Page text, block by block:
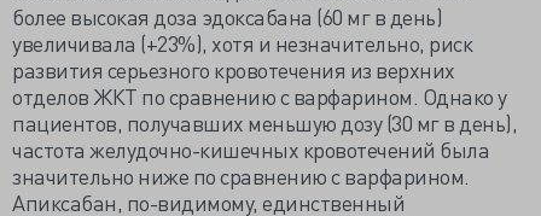
более высокая доза эдоксабана (60 мг в день)
увеличивала (+23%), хотя и незначительно, риск
развития серьезного кровотечения из верхних
отделов ЖКТ по сравнению с варфарином. Однако у
пациентов, получавших меньшую дозу (30 мг в день),
частота желудочно-кишечных кровотечений была
значительно ниже по сравнению с варфарином.
Апиксабан, по-видимому, единственный